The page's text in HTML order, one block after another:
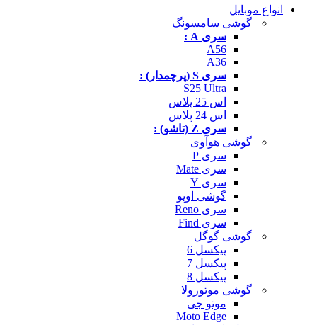
انواع موبایل
گوشی سامسونگ
سری A :
A56
A36
سری S (پرچمدار) :
S25 Ultra
اس 25 پلاس
اس 24 پلاس
سری Z (تاشو) :
گوشی هوآوی
سری P
سری Mate
سری Y
گوشی اوپو
سری Reno
سری Find
گوشی گوگل
پیکسل 6
پیکسل 7
پیکسل 8
گوشی موتورولا
موتو جی
Moto Edge